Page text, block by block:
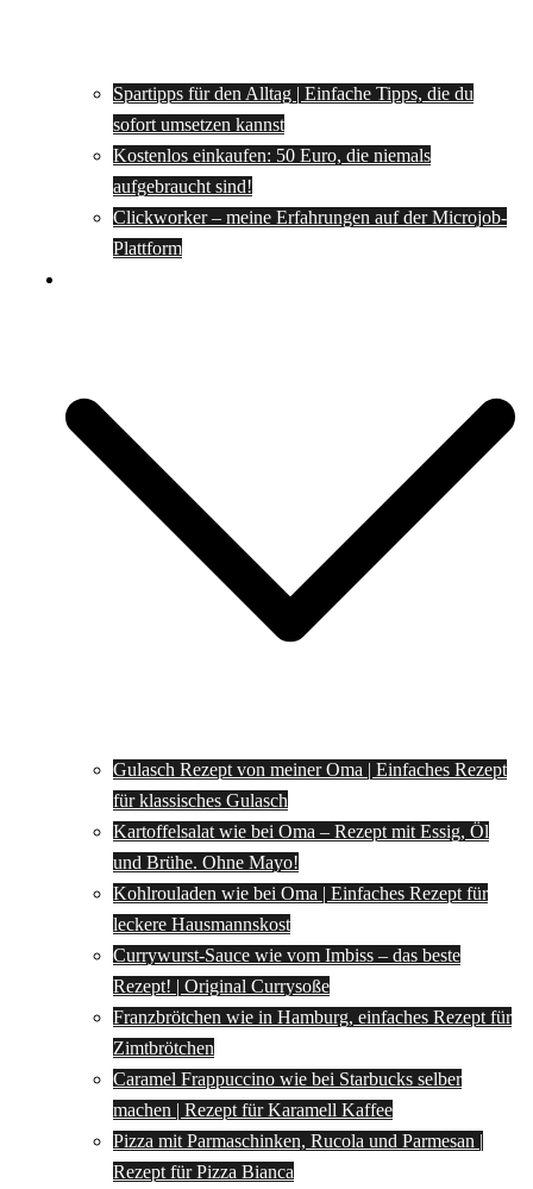
Spartipps für den Alltag | Einfache Tipps, die du
sofort umsetzen kannst
Kostenlos einkaufen: 50 Euro, die niemals
aufgebraucht sind!
Clickworker – meine Erfahrungen auf der Microjob-
Plattform
Gulasch Rezept von meiner Oma | Einfaches Rezept
für klassisches Gulasch
Kartoffelsalat wie bei Oma – Rezept mit Essig, Öl
und Brühe. Ohne Mayo!
Kohlrouladen wie bei Oma | Einfaches Rezept für
leckere Hausmannskost
Currywurst-Sauce wie vom Imbiss – das beste
Rezept! | Original Currysoße
Franzbrötchen wie in Hamburg, einfaches Rezept für
Zimtbrötchen
Caramel Frappuccino wie bei Starbucks selber
machen | Rezept für Karamell Kaffee
Pizza mit Parmaschinken, Rucola und Parmesan |
Rezept für Pizza Bianca